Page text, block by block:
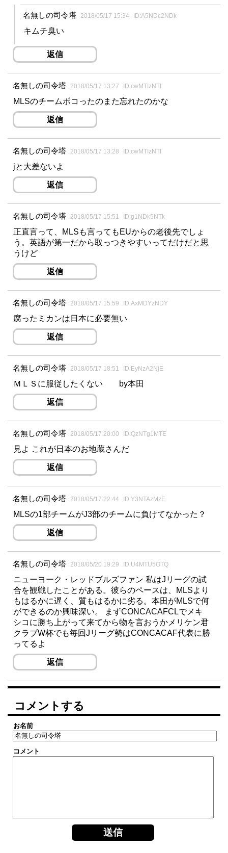
名無しの司令塔 2018/05/17 15:34 ID:A5NDc2NDk
キムチ臭い
返信
名無しの司令塔 2018/05/17 13:27 ID:cwMTIzNTI
MLSのチームボコったのまた忘れたのかな
返信
名無しの司令塔 2018/05/17 13:28 ID:cwMTIzNTI
jと大差ないよ
返信
名無しの司令塔 2018/05/17 15:51 ID:g1NDk5NTk
正直言って、MLSも言ってもEUからの老後先でしょ
う。英語が第一だから取っつきやすいってだけだと思
うけど
返信
名無しの司令塔 2018/05/17 15:59 ID:AxMDYzNDY
腐ったミカンは日本に必要無い
返信
名無しの司令塔 2018/05/17 18:51 ID:EyNzA2NjE
ＭＬＳに服従したくない by本田
返信
名無しの司令塔 2018/05/17 20:00 ID:QzNTg1MTE
見よ これが日本のお地蔵さんだ
返信
名無しの司令塔 2018/05/17 22:44 ID:Y3NTAzMzE
MLSの1部チームがJ3部のチームに負けてなかった？
返信
名無しの司令塔 2018/05/20 19:29 ID:U4MTU5OTQ
ニューヨーク・レッドブルズファン 私はJリーグの試
合を観戦したことがある。彼らのペースは、MLSより
もはるかに遅く、質もはるかに劣る。本田がMLSで何
ができるのか興味深い。 まずCONCACAFCLでメキ
シコに勝ち上がって来てから物を言おうかメリケン君
クラブW杯でも毎回Jリーグ勢はCONCACAF代表に勝
ってるよ
返信
コメントする
お名前
コメント